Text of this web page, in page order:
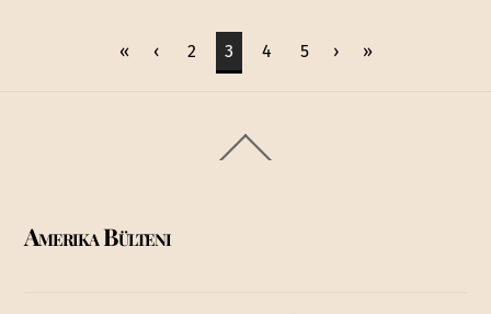
« ‹ 2 3 4 5 › »
To
Amerika Bülteni